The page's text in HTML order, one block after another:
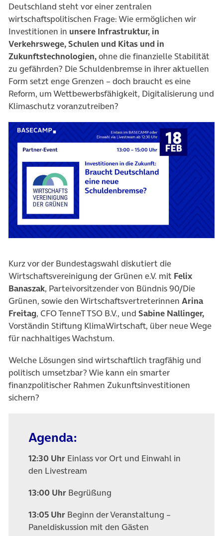
Deutschland steht vor einer zentralen
wirtschaftspolitischen Frage: Wie ermöglichen wir
Investitionen in unsere Infrastruktur, in
Verkehrswege, Schulen und Kitas und in
Zukunftstechnologien,ohne die finanzielle Stabilität
zu gefährden? Die Schuldenbremse in ihrer aktuellen
Form setzt enge Grenzen – doch braucht es eine
Reform, um Wettbewerbsfähigkeit, Digitalisierung und
Klimaschutz voranzutreiben?
Kurz vor der Bundestagswahl diskutiert die
Wirtschaftsvereinigung der Grünen e.V. mit Felix
Banaszak, Parteivorsitzender von Bündnis 90/Die
Grünen, sowie den Wirtschaftsvertreterinnen Arina
Freitag, CFO TenneT TSO B.V., und Sabine Nallinger,
Vorständin Stiftung KlimaWirtschaft, über neue Wege
für nachhaltiges Wachstum.
Welche Lösungen sind wirtschaftlich tragfähig und
politisch umsetzbar? Wie kann ein smarter
finanzpolitischer Rahmen Zukunftsinvestitionen
sichern?
Agenda:
12:30 Uhr Einlass vor Ort und Einwahl in
den Livestream
13:00 Uhr Begrüßung
13:05 Uhr Beginn der Veranstaltung –
Paneldiskussion mit den Gästen